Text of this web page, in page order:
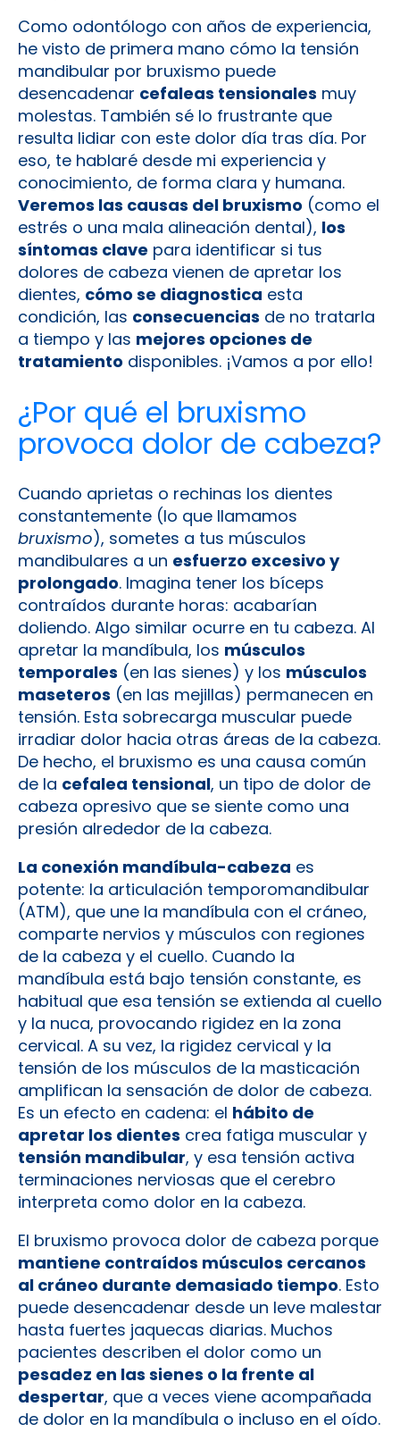
Como odontólogo con años de experiencia,
he visto de primera mano cómo la tensión
mandibular por bruxismo puede
desencadenar cefaleas tensionales muy
molestas. También sé lo frustrante que
resulta lidiar con este dolor día tras día. Por
eso, te hablaré desde mi experiencia y
conocimiento, de forma clara y humana.
Veremos las causas del bruxismo (como el
estrés o una mala alineación dental), los
síntomas clave para identificar si tus
dolores de cabeza vienen de apretar los
dientes, cómo se diagnostica esta
condición, las consecuencias de no tratarla
a tiempo y las mejores opciones de
tratamiento disponibles. ¡Vamos a por ello!
¿Por qué el bruxismo
provoca dolor de cabeza?
Cuando aprietas o rechinas los dientes
constantemente (lo que llamamos
bruxismo), sometes a tus músculos
mandibulares a un esfuerzo excesivo y
prolongado. Imagina tener los bíceps
contraídos durante horas: acabarían
doliendo. Algo similar ocurre en tu cabeza. Al
apretar la mandíbula, los músculos
temporales (en las sienes) y los músculos
maseteros (en las mejillas) permanecen en
tensión. Esta sobrecarga muscular puede
irradiar dolor hacia otras áreas de la cabeza.
De hecho, el bruxismo es una causa común
de la cefalea tensional, un tipo de dolor de
cabeza opresivo que se siente como una
presión alrededor de la cabeza.
La conexión mandíbula-cabeza es
potente: la articulación temporomandibular
(ATM), que une la mandíbula con el cráneo,
comparte nervios y músculos con regiones
de la cabeza y el cuello. Cuando la
mandíbula está bajo tensión constante, es
habitual que esa tensión se extienda al cuello
y la nuca, provocando rigidez en la zona
cervical. A su vez, la rigidez cervical y la
tensión de los músculos de la masticación
amplifican la sensación de dolor de cabeza.
Es un efecto en cadena: el hábito de
apretar los dientes crea fatiga muscular y
tensión mandibular, y esa tensión activa
terminaciones nerviosas que el cerebro
interpreta como dolor en la cabeza.
El bruxismo provoca dolor de cabeza porque
mantiene contraídos músculos cercanos
al cráneo durante demasiado tiempo. Esto
puede desencadenar desde un leve malestar
hasta fuertes jaquecas diarias. Muchos
pacientes describen el dolor como un
pesadez en las sienes o la frente al
despertar, que a veces viene acompañada
de dolor en la mandíbula o incluso en el oído.